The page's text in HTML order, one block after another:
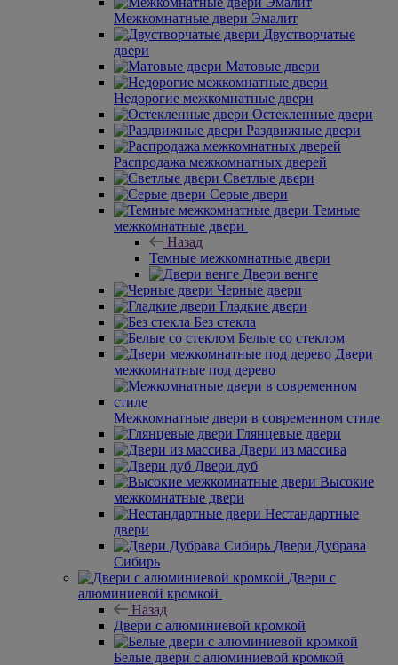
Межкомнатные двери Эмалит
Двустворчатые
двери
Матовые двери
Недорогие межкомнатные двери
Остекленные двери
Раздвижные двери
Распродажа межкомнатных дверей
Светлые двери
Серые двери
Темные
межкомнатные двери
Назад
Темные межкомнатные двери
Двери венге
Черные двери
Гладкие двери
Без стекла
Белые со стеклом
Двери
межкомнатные под дерево
Межкомнатные двери в современном стиле
Глянцевые двери
Двери из массива
Двери дуб
Высокие
межкомнатные двери
Нестандартные
двери
Двери Дубрава
Сибирь
Двери с
алюминиевой кромкой
Назад
Двери с алюминиевой кромкой
Белые двери с алюминиевой кромкой